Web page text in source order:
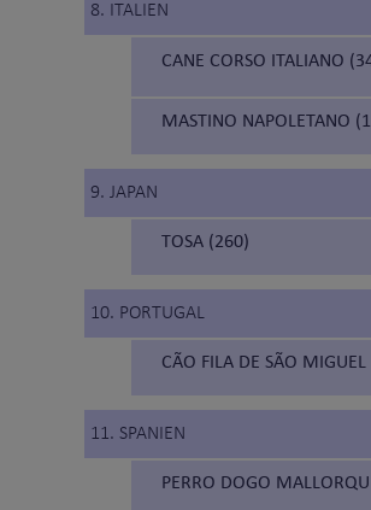
8. ITALIEN
CANE CORSO ITALIANO
MASTINO NAPOLETANO
9. JAPAN
TOSA (260)
10. PORTUGAL
CÃO FILA DE SÃO
11. SPANIEN
PERRO DOGO